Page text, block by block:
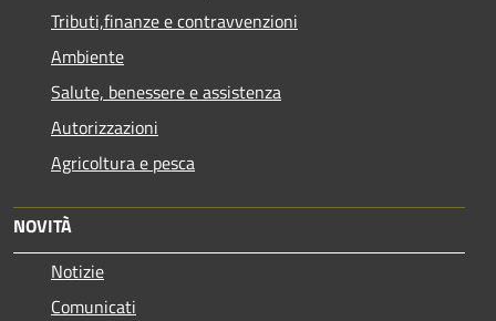
Tributi,finanze e contravvenzioni
Ambiente
Salute, benessere e assistenza
Autorizzazioni
Agricoltura e pesca
NOVITÀ
Notizie
Comunicati